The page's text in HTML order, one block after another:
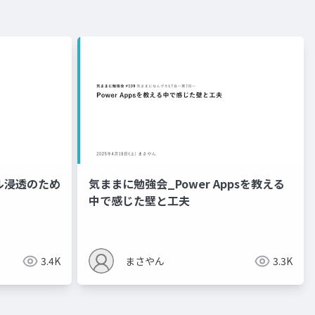
透のため
3.4K
気ままに勉強会_Power Appsを教える
中で感じた壁と工夫
まさやん 3.3K